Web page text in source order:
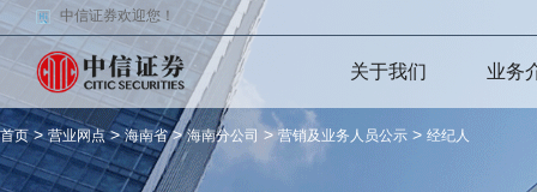
中信证券欢迎您！
关于我们 业务
首页>营业网点>海南省>海南分公司 >营销及业务人员公示 > 经纪人